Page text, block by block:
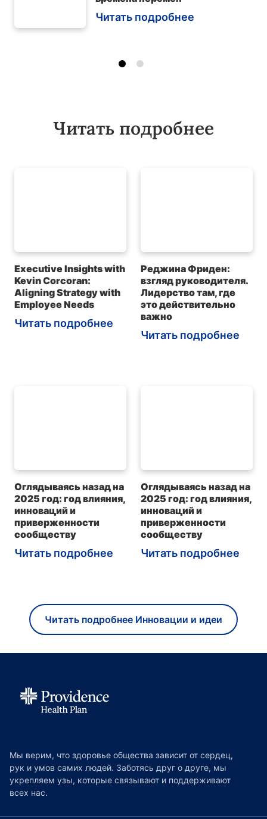
Читать подробнее
Читать подробнее
Executive Insights with
Kevin Corcoran:
Aligning Strategy with
Employee Needs
Читать подробнее
Реджина Фриден:
взгляд руководителя.
Лидерство там, где
это действительно
важно
Читать подробнее
Оглядываясь назад на
2025 год: год влияния,
инноваций и
приверженности
сообществу
Читать подробнее
Оглядываясь назад на
2025 год: год влияния,
инноваций и
приверженности
сообществу
Читать подробнее
Читать подробнее Инновации и идеи
Мы верим, что здоровье общества зависит от сердец,
рук и умов самих людей. Заботясь друг о друге, мы
укрепляем узы, которые связывают и поддерживают
всех нас.